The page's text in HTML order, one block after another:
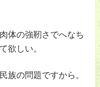
体の強靭さでへなち
欲しい。
族の問題ですから。